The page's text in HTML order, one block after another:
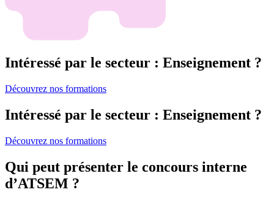
Intéressé par le secteur : Enseignement ?
Découvrez nos formations
Intéressé par le secteur : Enseignement ?
Découvrez nos formations
Qui peut présenter le concours interne
d’ATSEM ?